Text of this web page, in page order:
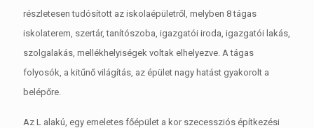
részletesen tudósított az iskolaépületről, melyben 8 tágas
iskolaterem, szertár, tanítószoba, igazgatói iroda, igazgatói lakás,
szolgalakás, mellékhelyiségek voltak elhelyezve. A tágas
folyosók, a kitűnő világítás, az épület nagy hatást gyakorolt a
belépőre.
Az L alakú, egy emeletes főépület a kor szecessziós építkezési